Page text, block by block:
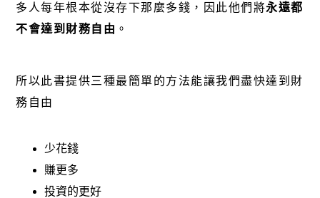
多人每年根本從沒存下那麼多錢，因此他們將永遠都
不會達到財務自由 。
所以此書提供三種最簡單的方法能讓我們盡快達到財
務自由
少花錢
賺更多
投資的更好